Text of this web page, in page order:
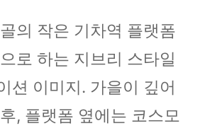
의 작은 기차역 플랫폼
로 하는 지브리 스타일
션 이미지. 가을이 깊어
, 플랫폼 옆에는 코스모